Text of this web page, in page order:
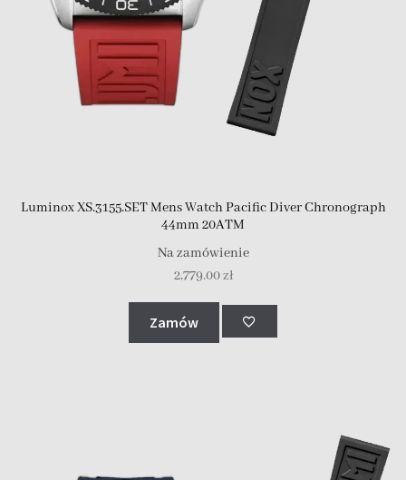
Luminox XS.3155.SET Mens Watch Pacific Diver Chronograph
44mm 20ATM
Na zamówienie
2,779.00zł
Zamów